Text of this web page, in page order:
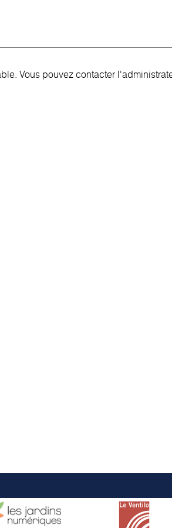
Vous pouvez contacter